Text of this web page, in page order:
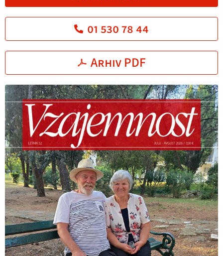
01 530 78 44
Arhiv PDF